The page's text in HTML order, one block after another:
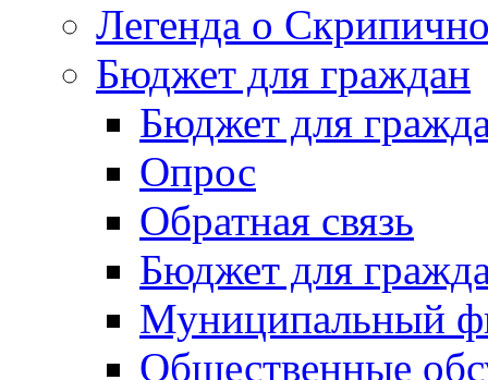
Легенда о
Бюджет для граждан
Бюджет для
Опрос
Обратная связь
Бюджет для
Муниципальный
Общественные